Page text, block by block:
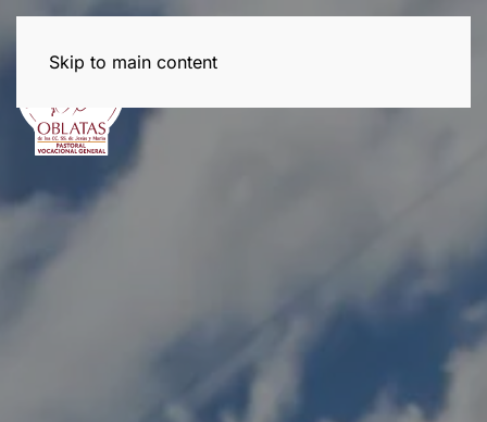
Skip to main content